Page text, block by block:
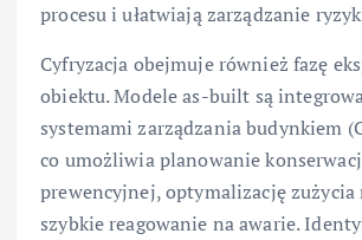
procesu i ułatwiają zarządzanie
Cyfryzacja obejmuje również fazę
obiektu. Modele as-built są
systemami zarządzania budynkiem
co umożliwia planowanie
prewencyjnej, optymalizację zużycia
szybkie reagowanie na awarie.